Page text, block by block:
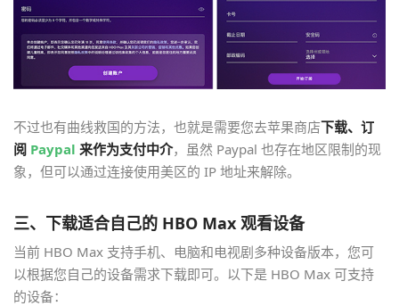
不过也有曲线救国的方法，也就是需要您去苹果商店下载、订
阅 Paypal 来作为支付中介，虽然 Paypal 也存在地区限制的现
象，但可以通过连接使用美区的 IP 地址来解除。
三、下载适合自己的 HBO Max 观看设备
当前 HBO Max 支持手机、电脑和电视剧多种设备版本，您可
以根据您自己的设备需求下载即可。以下是 HBO Max 可支持
的设备：